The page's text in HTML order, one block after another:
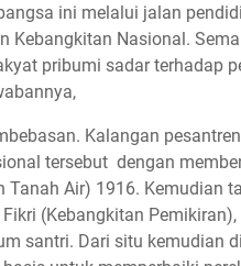
ini melalui jalan
Kebangkitan Nasional.
pribumi sadar terhadap
Kalangan
tersebut dengan
Tanah Air) 1916. Kemudian
(Kebangkitan
santri. Dari situ kemudian